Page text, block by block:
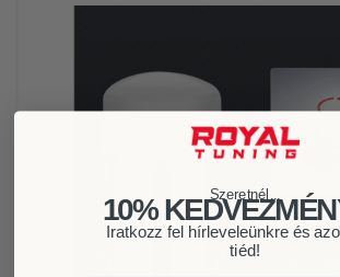
Szeretnél...
10%
Iratkozz fel hírleveleünkre és
tiéd!